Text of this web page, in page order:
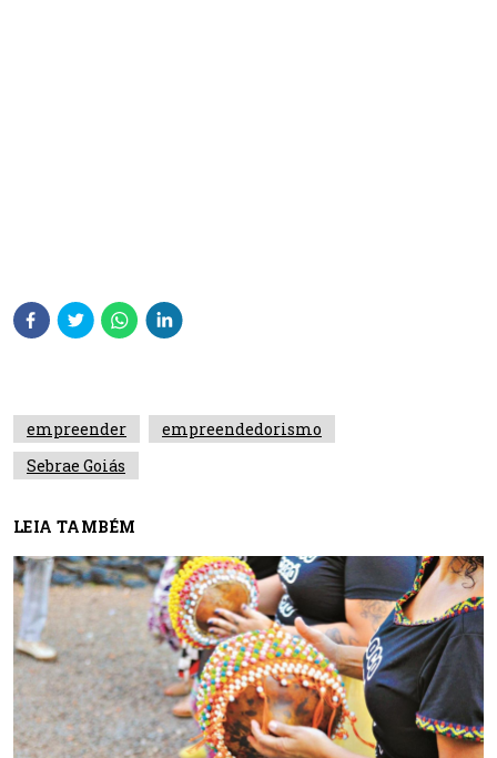
empreender
empreendedorismo
Sebrae Goiás
LEIA TAMBÉM